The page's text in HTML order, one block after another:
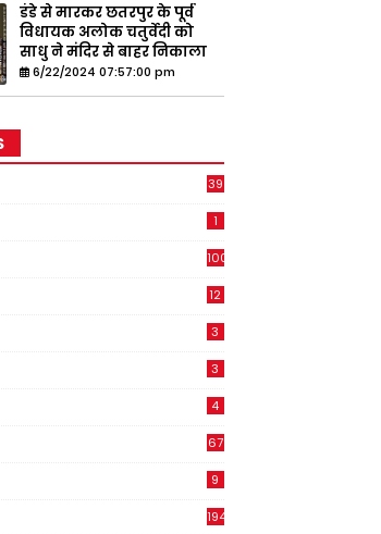
डंडे से मारकर छतरपुर के पूर्व
विधायक अलोक चतुर्वेदी को
साधु ने मंदिर से बाहर निकाला
6/22/2024 07:57:00 pm
39
1
1001
12
3
3
4
67
9
194